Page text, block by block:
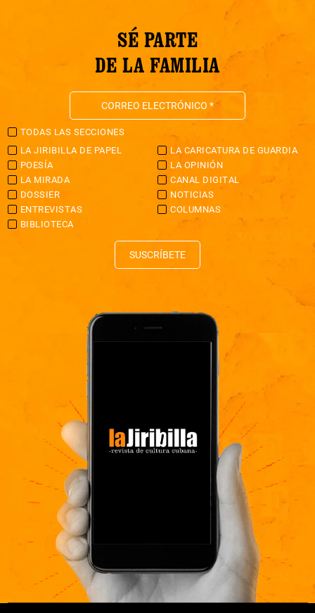
SÉ PARTE
DE LA FAMILIA
TODAS LAS SECCIONES
LA JIRIBILLA DE PAPEL
LA CARICATURA DE GUARDIA
POESÍA
LA OPINIÓN
LA MIRADA
CANAL DIGITAL
DOSSIER
NOTICIAS
ENTREVISTAS
COLUMNAS
BIBLIOTECA
SUSCRÍBETE